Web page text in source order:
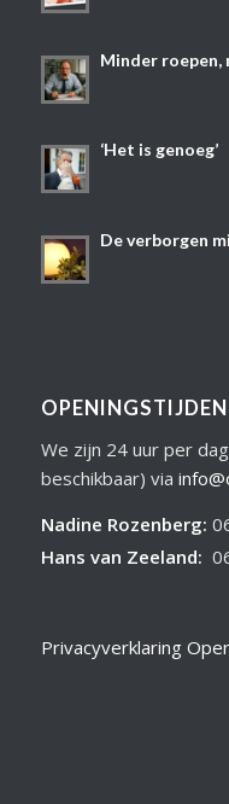
Minder roepen,
‘Het is genoeg’
De verborgen
OPENINGSTIJDEN
We zijn 24 uur per
beschikbaar) via
Nadine Rozenberg:
Hans van Zeeland:
Privacyverklaring